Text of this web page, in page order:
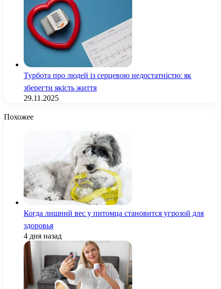
Турбота про людей із серцевою недостатністю: як
зберегти якість життя
29.11.2025
Похожее
Когда лишний вес у питомца становится угрозой для
здоровья
4 дня назад